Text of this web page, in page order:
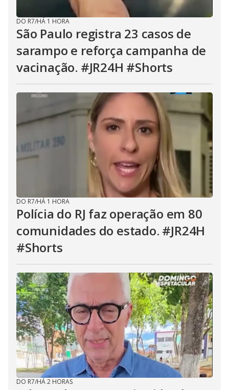
DO R7/HÁ 1 HORA
São Paulo registra 23 casos de
sarampo e reforça campanha de
vacinação. #JR24H #Shorts
DO R7/HÁ 1 HORA
Polícia do RJ faz operação em 80
comunidades do estado. #JR24H
#Shorts
DO R7/HÁ 2 HORAS